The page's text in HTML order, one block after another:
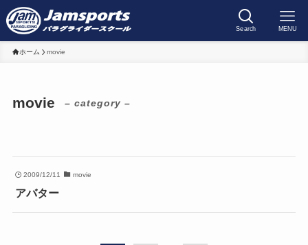
Search MENU
ホーム movie
movie – category –
2009/12/11 movie
アバター